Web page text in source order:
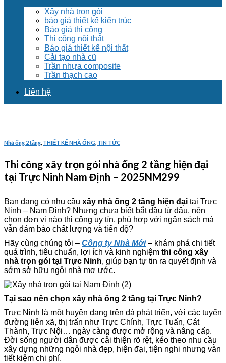
Xây nhà trọn gói
báo giá thiết kế kiến trúc
Báo giá thi công
Thi công nội thất
Báo giá thiết kế nội thất
Cải tạo nhà cũ
Trần nhựa composite
Trần thạch cao
Liên hệ
Nhà ống 2 tầng THIẾT KẾ NHÀ ỐNG TIN TỨC
Thi công xây trọn gói nhà ống 2 tầng hiện đại
tại Trực Ninh Nam Định – 2025NM299
Bạn đang có nhu cầu xây nhà ống 2 tầng hiện đại tại Trực
Ninh – Nam Định? Nhưng chưa biết bắt đầu từ đâu, nên
chọn đơn vị nào thi công uy tín, phù hợp với ngân sách mà
vẫn đảm bảo chất lượng và tiến độ?
Hãy cùng chúng tôi – Công ty Nhà Mới – khám phá chi tiết
quá trình, tiêu chuẩn, lợi ích và kinh nghiệm thi công xây
nhà trọn gói tại Trực Ninh, giúp bạn tự tin ra quyết định và
sớm sở hữu ngôi nhà mơ ước.
Tại sao nên chọn xây nhà ống 2 tầng tại Trực Ninh?
Trực Ninh là một huyện đang trên đà phát triển, với các tuyến
đường liên xã, thị trấn như Trực Chính, Trực Tuấn, Cát
Thành, Trực Nội… ngày càng được mở rộng và nâng cấp.
Đời sống người dân được cải thiện rõ rệt, kéo theo nhu cầu
xây dựng những ngôi nhà đẹp, hiện đại, tiện nghi nhưng vẫn
tiết kiệm chi phí.